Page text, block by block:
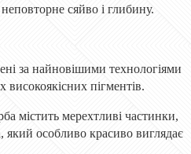
сяйво і глибину.
за найновішими технологіями
пігментів.
містить мерехтливі частинки,
який особливо красиво виглядає